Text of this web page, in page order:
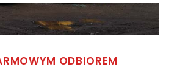
ODBIOREM